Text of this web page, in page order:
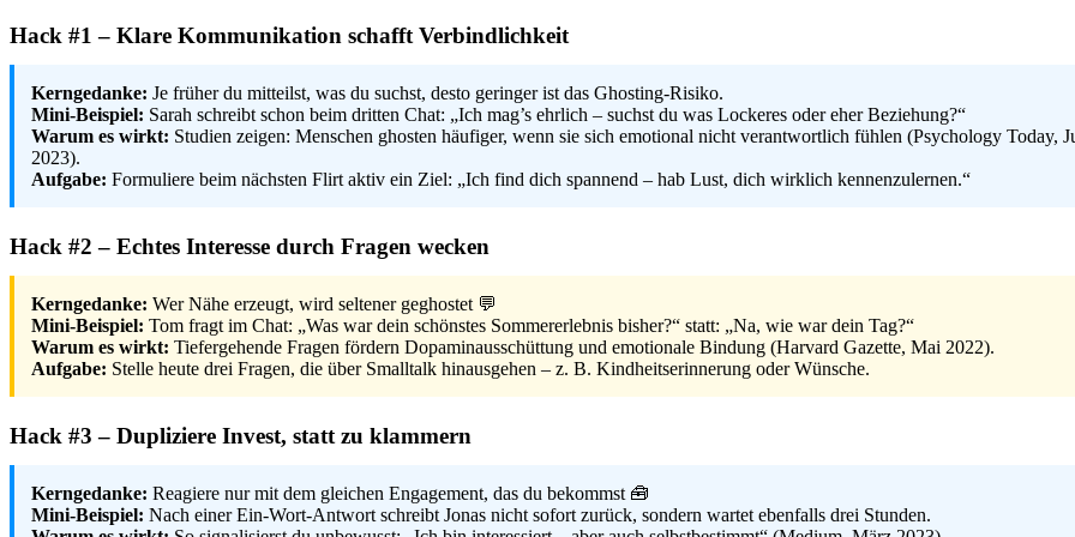
Hack #1 – Klare Kommunikation schafft Verbindlichkeit
Kerngedanke: Je früher du mitteilst, was du suchst, desto geringer ist das Ghosting-Risiko.
Mini‑Beispiel: Sarah schreibt schon beim dritten Chat: „Ich mag’s ehrlich – suchst du was Lockeres oder eher Beziehung?“
Warum es wirkt: Studien zeigen: Menschen ghosten häufiger, wenn sie sich emotional nicht verantwortlich fühlen (Psychology Today,
2023).
Aufgabe: Formuliere beim nächsten Flirt aktiv ein Ziel: „Ich find dich spannend – hab Lust, dich wirklich kennenzulernen.“
Hack #2 – Echtes Interesse durch Fragen wecken
Kerngedanke: Wer Nähe erzeugt, wird seltener geghostet 💬
Mini‑Beispiel: Tom fragt im Chat: „Was war dein schönstes Sommererlebnis bisher?“ statt: „Na, wie war dein Tag?“
Warum es wirkt: Tiefergehende Fragen fördern Dopaminausschüttung und emotionale Bindung (Harvard Gazette, Mai 2022).
Aufgabe: Stelle heute drei Fragen, die über Smalltalk hinausgehen – z. B. Kindheitserinnerung oder Wünsche.
Hack #3 – Dupliziere Invest, statt zu klammern
Kerngedanke: Reagiere nur mit dem gleichen Engagement, das du bekommst 🧰
Mini‑Beispiel: Nach einer Ein-Wort-Antwort schreibt Jonas nicht sofort zurück, sondern wartet ebenfalls drei Stunden.